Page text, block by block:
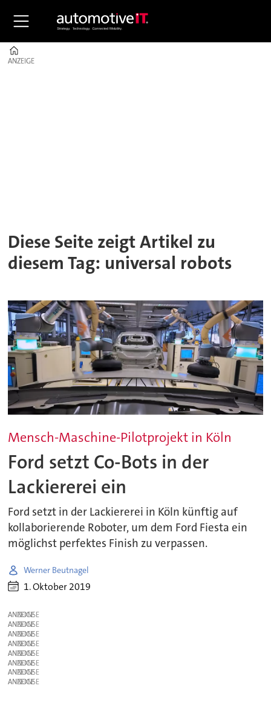
ANZEIGE
ANZEIGE
Diese Seite zeigt Artikel zu
diesem Tag: universal robots
Mensch-Maschine-Pilotprojekt in Köln
Ford setzt Co-Bots in der
Lackiererei ein
Ford setzt in der Lackiererei in Köln künftig auf
kollaborierende Roboter, um dem Ford Fiesta ein
möglichst perfektes Finish zu verpassen.
Werner Beutnagel
1. Oktober 2019
ANZEIGE
ANZEIGE
ANZEIGE
ANZEIGE
ANZEIGE
ANZEIGE
ANZEIGE
ANZEIGE